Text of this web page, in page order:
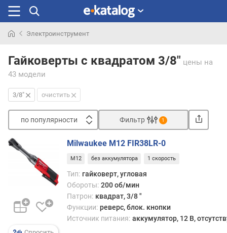
раньше
Электроинструмент
Гайковерты с квадратом 3/8" цены на
43 модели
3/8" очистить
по популярности
п
о
у
л
Фильтр 1
Milwaukee M12 FIR38LR-0
M12 без аккумулятора 1 скорость
Тип: гайковерт, угловая
Обороты: 200 об/мин
Патрон: квадрат, 3/8 "
Функции: реверс, блок. кнопки
Источник питания: аккумулятор, 12 В,